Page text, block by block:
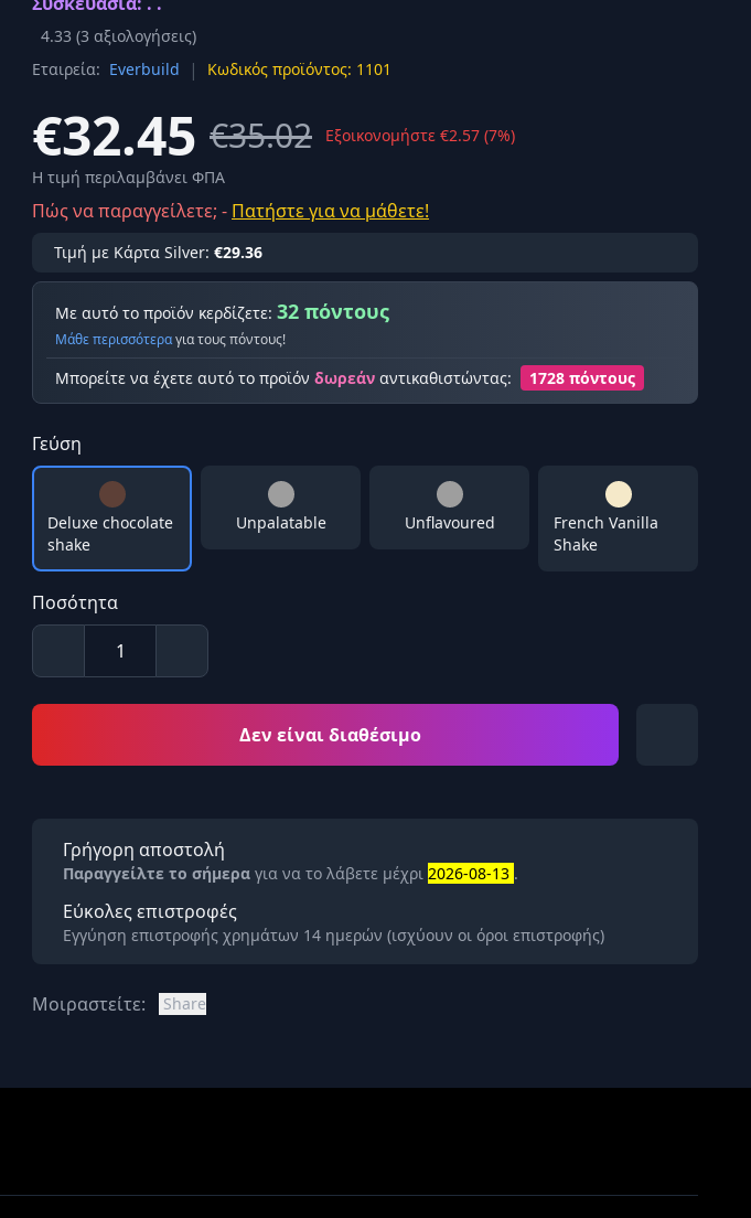
αποτελεσμάτων
4.33 (3 αξιολογήσεις)
Εταιρεία: Everbuild | Κωδικός προϊόντος: 1101
€32.45 €35.02
Εξοικονομήστε €2.57 (7%)
Η τιμή περιλαμβάνει ΦΠΑ
Πώς να παραγγείλετε; - Πατήστε για να μάθετε!
Τιμή με Κάρτα Silver: €29.36
Με αυτό το προϊόν κερδίζετε: 32 πόντους
Μάθε περισσότεραγια τους πόντους!
Μπορείτε να έχετε αυτό το προϊόν δωρεάν αντικαθιστώντας: 1728 πόντους
Γεύση
Deluxe chocolate
shake
Unpalatable Unflavoured
French Vanilla
Shake
Ποσότητα
Δεν είναι διαθέσιμο
Γρήγορη αποστολή
Παραγγείλτε το σήμερα για να το λάβετε μέχρι 2026-08-13 .
Εύκολες επιστροφές
Εγγύηση επιστροφής χρημάτων 14 ημερών (ισχύουν οι όροι επιστροφής)
Μοιραστείτε: Share
Εγγραφείτε εδώ
Ασφαλής σύνδεση